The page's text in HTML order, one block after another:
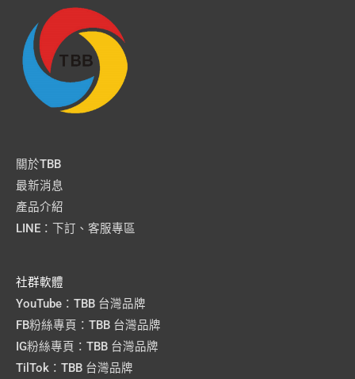
關於TBB
最新消息
產品介紹
LINE：下訂、客服專區
社群軟體
YouTube：TBB 台灣品牌
FB粉絲專頁：TBB 台灣品牌
IG粉絲專頁：TBB 台灣品牌
TilTok：TBB 台灣品牌